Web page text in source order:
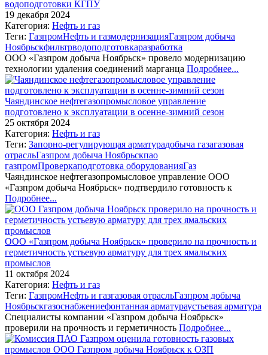
водоподготовки КГПУ
19 декабря 2024
Категория: Нефть и газ
Теги: ГазпромНефть и газмодернизацияГазпром добыча
Ноябрьскфильтрводоподготовкаразработка
ООО «Газпром добыча Ноябрьск» провело модернизацию
технологии удаления соединений марганца Подробнее...
Чаяндинское нефтегазопромысловое управление
подготовлено к эксплуатации в осенне-зимний сезон
25 октября 2024
Категория: Нефть и газ
Теги: Запорно-регулирующая арматурадобыча газагазовая
отрасльГазпром добыча Ноябрьскпао
газпромПроверкаподготовка оборудованияГаз
Чаяндинское нефтегазопромысловое управление ООО
«Газпром добыча Ноябрьск» подтвердило готовность к
Подробнее...
ООО «Газпром добыча Ноябрьск» проверило на прочность и
герметичность устьевую арматуру для трех ямальских
промыслов
11 октября 2024
Категория: Нефть и газ
Теги: ГазпромНефть и газгазовая отрасльГазпром добыча
Ноябрьскгазоснабжениефонтанная арматураустьевая арматура
Специалисты компании «Газпром добыча Ноябрьск»
проверили на прочность и герметичность Подробнее...